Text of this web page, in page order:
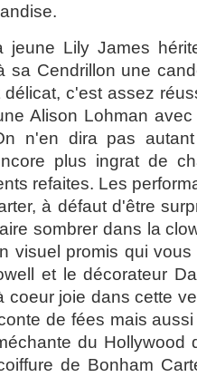
jeune Lily James
sa Cendrillon une
c'est assez
Alison Lohman
n'en dira pas
plus ingrat de
refaites. Les
à défaut d'être
sombrer dans la
visuel promis qui
et le décorateur
coeur joie dans cette
de fées mais
du Hollywood
de Bonham